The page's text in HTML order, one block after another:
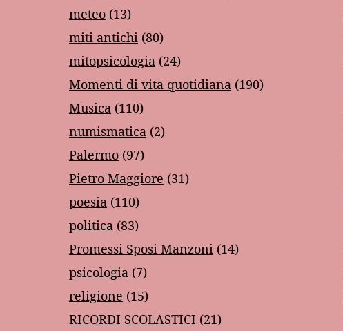
meteo (13)
miti antichi (80)
mitopsicologia (24)
Momenti di vita quotidiana (190)
Musica (110)
numismatica (2)
Palermo (97)
Pietro Maggiore (31)
poesia (110)
politica (83)
Promessi Sposi Manzoni (14)
psicologia (7)
religione (15)
RICORDI SCOLASTICI (21)